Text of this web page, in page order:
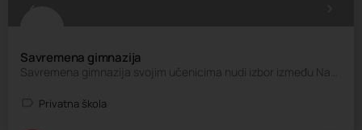
Savremena gimnazija
Savremena gimnazija svojim učenicima nudi izbor između Nacionalnog programa na srpskom jeziku, Kombinovanog…
Privatna škola